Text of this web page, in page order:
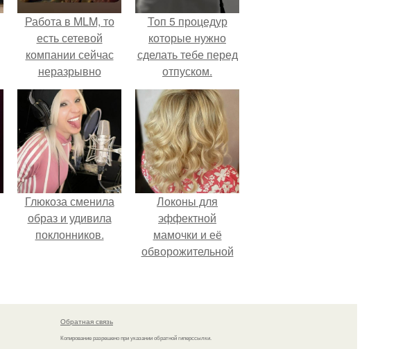
Работа в MLM, то
есть сетевой
компании сейчас
неразрывно
связана с создание
своего контента,
своей страницы в
соц сетях.
Топ 5 процедур
которые нужно
сделать тебе перед
отпуском.
Глюкоза сменила
образ и удивила
поклонников.
Локоны для
эффектной
мамочки и её
обворожительной
Обратная связь
Копирование разрешено при указании обратной гиперссылки.